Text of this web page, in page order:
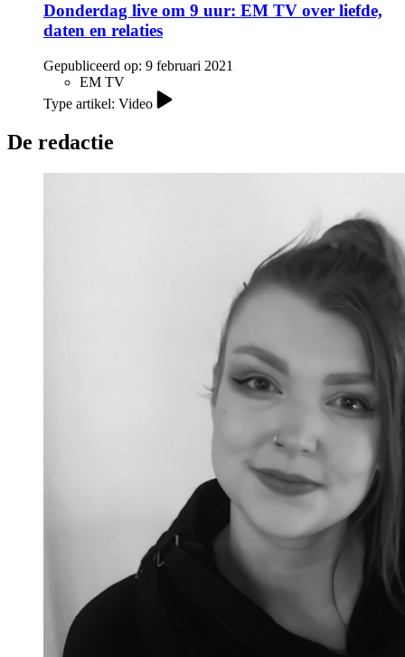
Donderdag live om 9 uur: EM TV over liefde,
daten en relaties
Gepubliceerd op: 9 februari 2021
EM TV
Type artikel: Video
De redactie